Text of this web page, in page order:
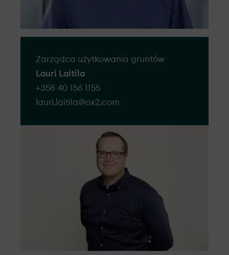
Zarządca użytkowania gruntów
Lauri Laitila
+358 40 156 1155
lauri.laitila@​ox2.com